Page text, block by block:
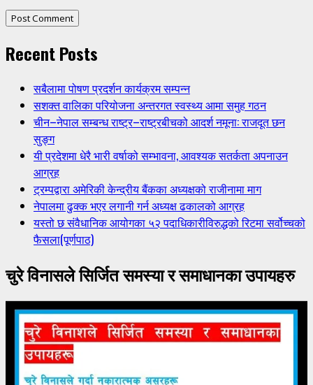
Recent Posts
सबैलामा पोषण प्रदर्शन कार्यक्रम सम्पन्न
सशक्त वालिका परियोजना अन्तरगत स्वस्थ्य आमा समुह गठन
चीन–नेपाल सम्बन्ध राष्ट्र–राष्ट्रबीचको आदर्श नमूना: राजदूत छन
सुङ्ग
यी प्रदेशमा धेरै भारी वर्षाको सम्भावना, आवश्यक सतर्कता अपनाउन
आग्रह
ट्रम्पद्वारा अमेरिकी केन्द्रीय बैंकका अध्यक्षको राजीनामा माग
नेपालमा ढुक्क भएर लगानी गर्न अध्यक्ष ढकालको आग्रह
यस्तो छ संवैधानिक आयोगका ५२ पदाधिकारीविरुद्धको रिटमा सर्वोच्चको
फैसला(पूर्णपाठ)
चुरे विनासले सिर्जित समस्या र समाधानका उपायहरु